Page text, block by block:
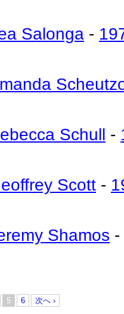
Salonga -
Schull -
Scott -
Shamos -
5 6 次へ ›